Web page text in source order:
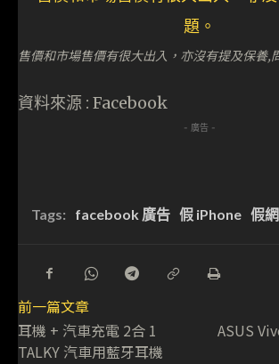
售價和市場售價有很大出入，亦沒有提及保養,
資料來源 : Facebook
- 廣告 -
Tags: facebook 廣告 假 iPhone 假
前一篇文章
耳機 + 汽車充電 2合 1
TALKY 汽車用藍牙耳機
ASUS